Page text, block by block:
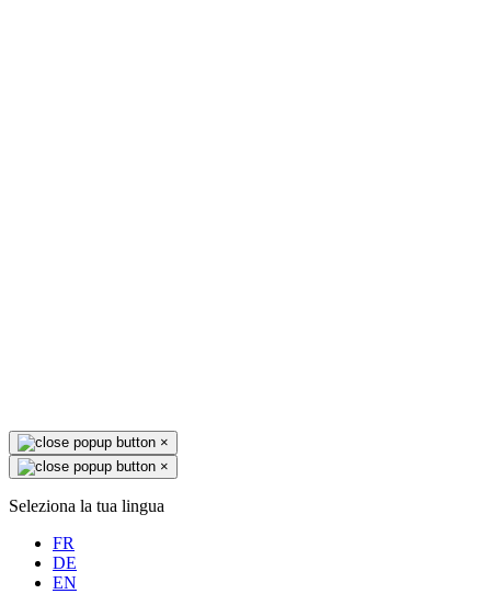
×
×
Seleziona la tua lingua
FR
DE
EN